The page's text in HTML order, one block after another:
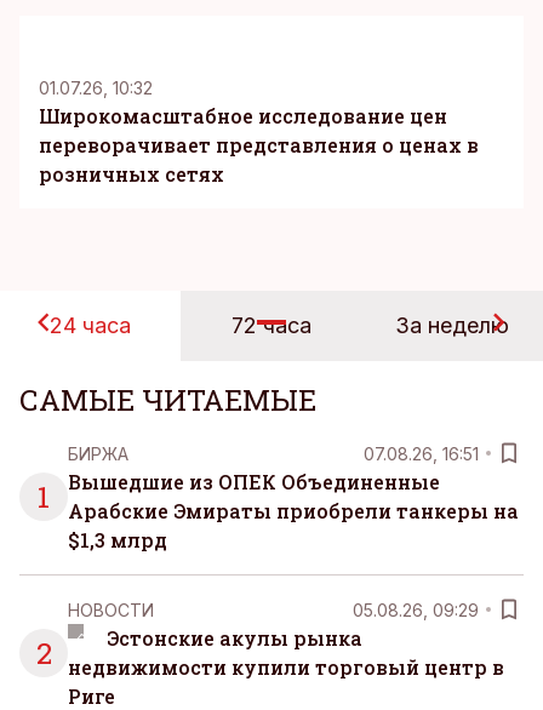
01.07.26, 10:32
Широкомасштабное исследование цен
переворачивает представления о ценах в
розничных сетях
24 часа 72 часа За неделю
САМЫЕ ЧИТАЕМЫЕ
1
БИРЖА 07.08.26, 16:51
Вышедшие из ОПЕК Объединенные
Арабские Эмираты приобрели танкеры на
$1,3 млрд
2
НОВОСТИ 05.08.26, 09:29
Эстонские акулы рынка
недвижимости купили торговый центр в
Риге